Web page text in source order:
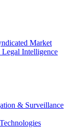
Market
Intelligence
& Surveillance